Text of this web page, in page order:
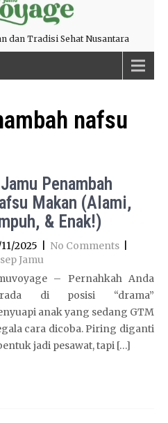
dan Tradisi Sehat Nusantara
nafsu
Penambah
Makan (Alami,
& Enak!)
2025 No Comments
Jamu
– Pernahkah Anda
di posisi “drama”
anak yang sedang GTM
cara dicoba. Piring diganti
jadi pesawat, tapi […]